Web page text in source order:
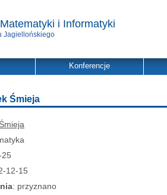
i Informatyki
Jagiellońskiego
Konferencje
Śmieja
12-15
: przyznano